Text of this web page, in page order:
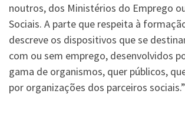
noutros, dos Ministérios do Emprego
Sociais. A parte que respeita à
descreve os dispositivos que se
com ou sem emprego, desenvolvidos
gama de organismos, quer públicos,
por organizações dos parceiros sociais.”